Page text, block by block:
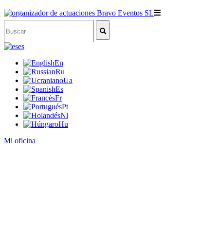
es
En
Ru
Ua
Es
Fr
Pt
Nl
Hu
Mi oficina